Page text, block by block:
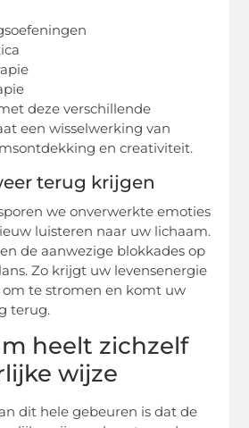
deze verschillende
een wisselwerking van
en creativiteit.
terug krijgen
we onverwerkte emoties
luisteren naar uw lichaam.
de aanwezige blokkades op
Zo krijgt uw levensenergie
te stromen en komt uw
terug.
heelt zichzelf
wijze
dit hele gebeuren is dat de